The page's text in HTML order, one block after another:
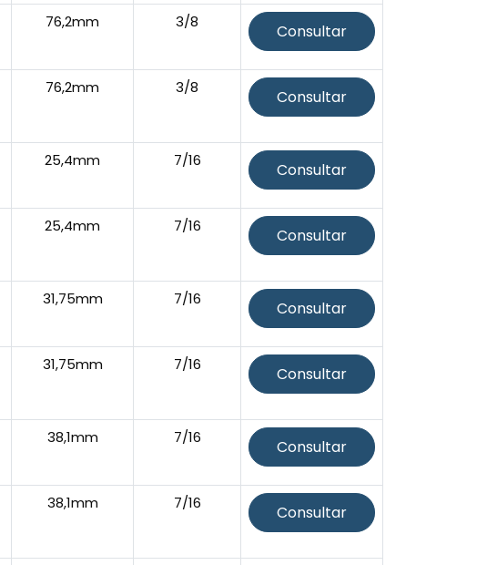
76,2mm 3/8 Consultar
76,2mm 3/8 Consultar
25,4mm 7/16 Consultar
25,4mm 7/16 Consultar
31,75mm 7/16 Consultar
31,75mm 7/16 Consultar
38,1mm 7/16 Consultar
38,1mm 7/16 Consultar